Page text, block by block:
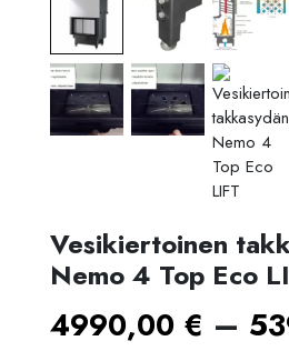
Vesikiertoinen
Nemo 4 Top Eco
4990,00 € –